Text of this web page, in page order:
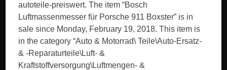
autoteile-preiswert. The item “Bosch
Luftmassenmesser für Porsche 911 Boxster” is in
sale since Monday, February 19, 2018. This item is
in the category “Auto & Motorrad\ Teile\Auto-Ersatz-
& -Reparaturteile\Luft- &
Kraftstoffversorgung\Luftmengen- &